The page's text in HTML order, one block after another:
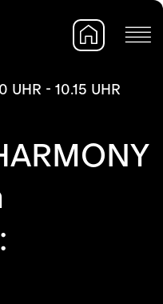
UHR - 10.15 UHR